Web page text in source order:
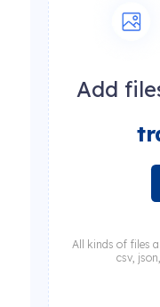
Add
All kinds of files
csv,